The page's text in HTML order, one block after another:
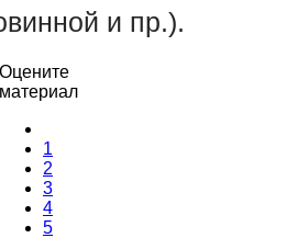
и пр.).
Оцените
материал
1
2
3
4
5